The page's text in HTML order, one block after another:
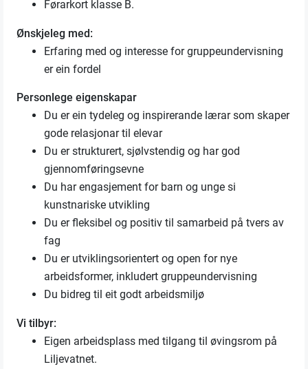
Førarkort klasse B.
Ønskjeleg med:
Erfaring med og interesse for gruppeundervisning
er ein fordel
Personlege eigenskapar
Du er ein tydeleg og inspirerande lærar som skaper
gode relasjonar til elevar
Du er strukturert, sjølvstendig og har god
gjennomføringsevne
Du har engasjement for barn og unge si
kunstnariske utvikling
Du er fleksibel og positiv til samarbeid på tvers av
fag
Du er utviklingsorientert og open for nye
arbeidsformer, inkludert gruppeundervisning
Du bidreg til eit godt arbeidsmiljø
Vi tilbyr:
Eigen arbeidsplass med tilgang til øvingsrom på
Liljevatnet.